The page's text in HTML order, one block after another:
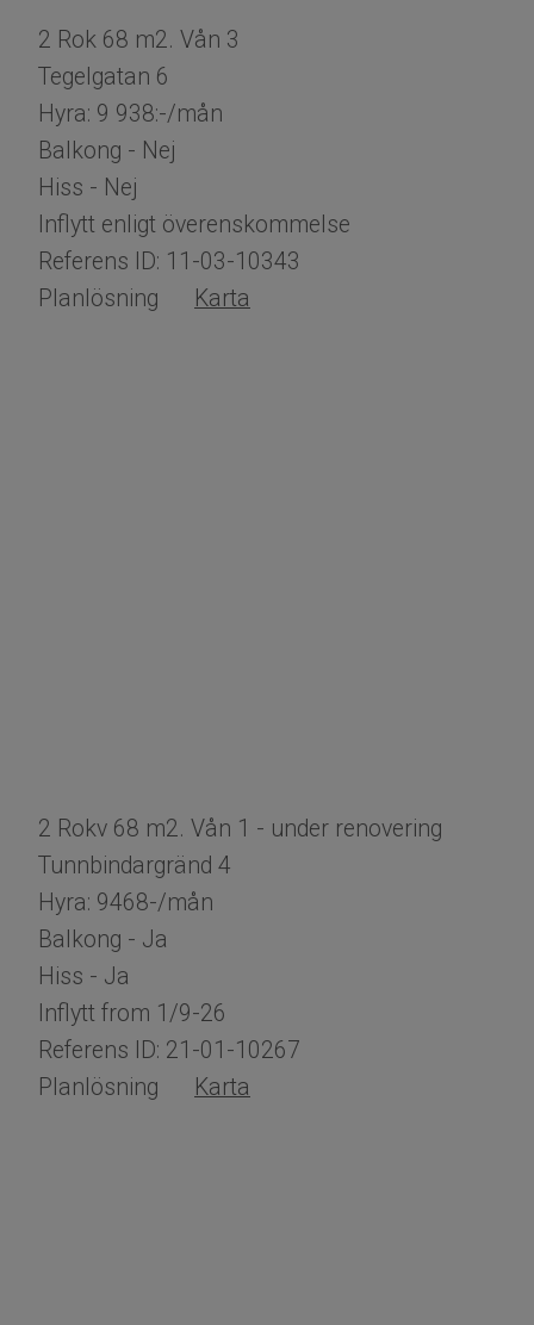
2 Rok 68 m2. Vån 3
Tegelgatan 6
Hyra: 9 938:-/mån
Balkong - Nej
Hiss - Nej
Inflytt enligt överenskommelse
Referens ID: 11-03-10343
Planlösning
Karta
2 Rokv 68 m2. Vån 1 - under renovering
Tunnbindargränd 4
Hyra: 9468-/mån
Balkong - Ja
Hiss - Ja
Inflytt from 1/9-26
Referens ID: 21-01-10267
Planlösning
Karta